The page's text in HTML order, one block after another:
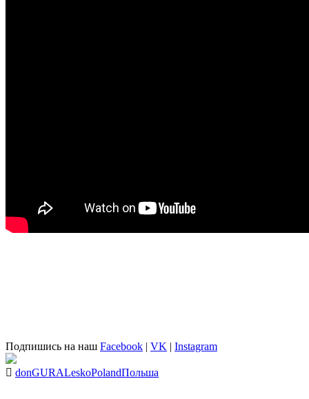
Подпишись на наш Facebook | VK | Instagram
donGURALeskoPolandПольша